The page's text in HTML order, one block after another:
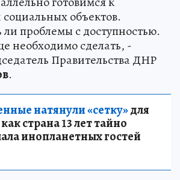
объектов.
проблемы с доступностью.
необходимо сделать, -
Правительства ДНР
.
натянули «сетку»для
страна 13 лет тайно
инопланетных гостей